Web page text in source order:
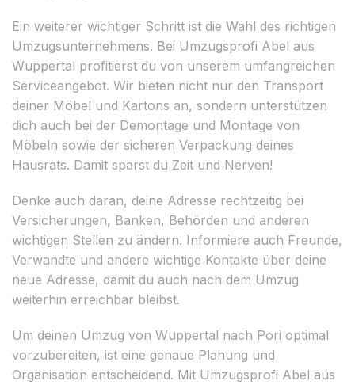
Ein weiterer wichtiger Schritt ist die Wahl des richtigen
Umzugsunternehmens. Bei Umzugsprofi Abel aus
Wuppertal profitierst du von unserem umfangreichen
Serviceangebot. Wir bieten nicht nur den Transport
deiner Möbel und Kartons an, sondern unterstützen
dich auch bei der Demontage und Montage von
Möbeln sowie der sicheren Verpackung deines
Hausrats. Damit sparst du Zeit und Nerven!
Denke auch daran, deine Adresse rechtzeitig bei
Versicherungen, Banken, Behörden und anderen
wichtigen Stellen zu ändern. Informiere auch Freunde,
Verwandte und andere wichtige Kontakte über deine
neue Adresse, damit du auch nach dem Umzug
weiterhin erreichbar bleibst.
Um deinen Umzug von Wuppertal nach Pori optimal
vorzubereiten, ist eine genaue Planung und
Organisation entscheidend. Mit Umzugsprofi Abel aus